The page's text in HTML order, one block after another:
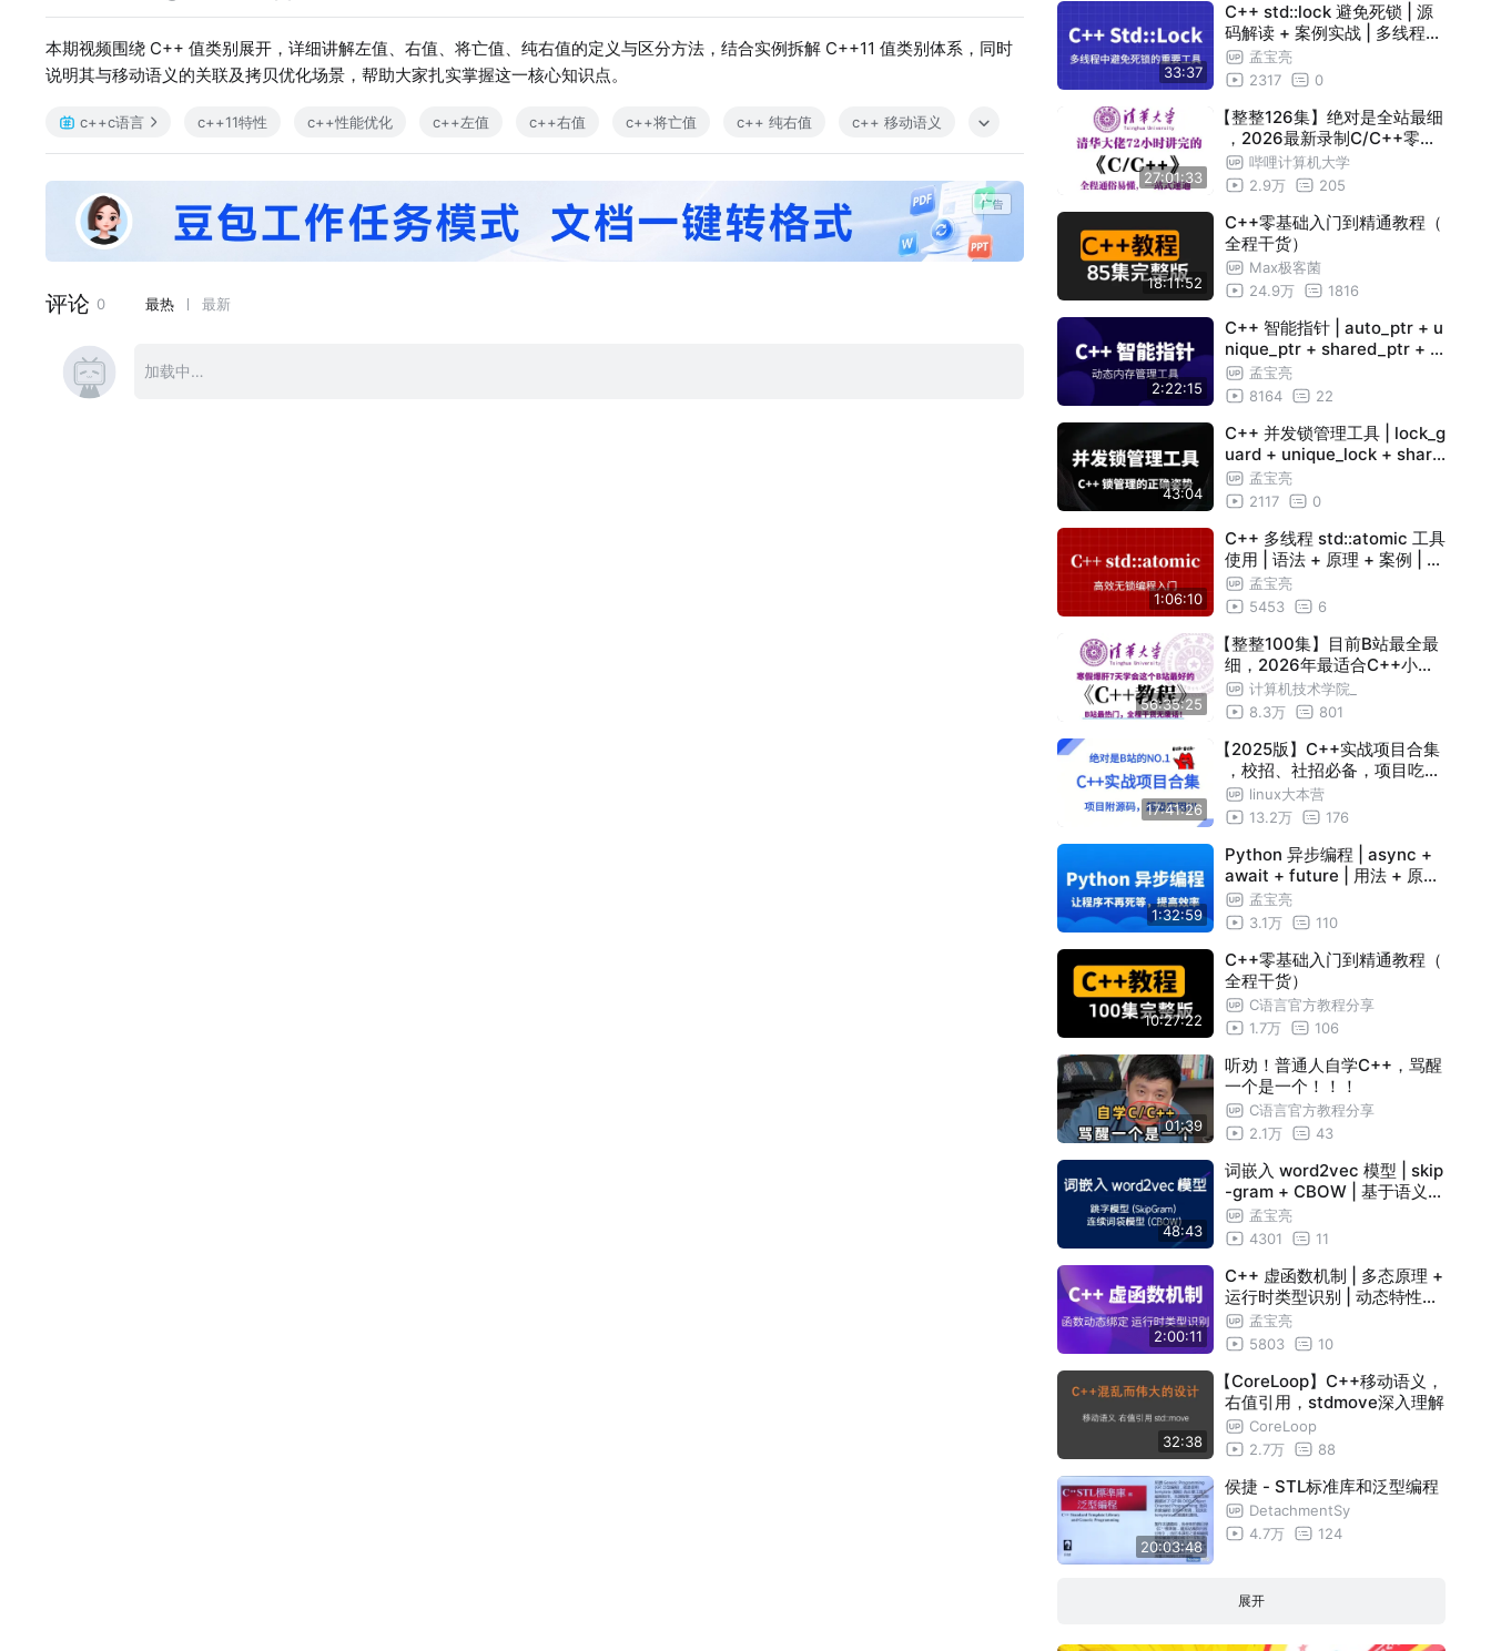
本期视频围绕 C++ 值类别展开，详细讲解左值、右值、将亡值、纯右值的定义与区分方法，结合实例拆解 C++11 值类别体系，同时
说明其与移动语义的关联及拷贝优化场景，帮助大家扎实掌握这一核心知识点。
c++c语言 c++11特性 c++性能优化 c++左值 c++右值 c++将亡值 c++ 纯右值 c++ 移动语义
33:37
C++ std::lock 避免死锁 | 源
码解读 + 案例实战 | 多线程安
全核心技能
孟宝亮
2317
0
27:01:33
【整整126集】绝对是全站最细
，2026最新录制C/C++零基
础入门到大神教程，全程干货
无废话，拿走不谢，带你一步
哔哩计算机大学
2.9万
205
18:11:52
C++零基础入门到精通教程（
全程干货）
Max极客菌
24.9万
1816
2:22:15
C++ 智能指针 | auto_ptr + u
nique_ptr + shared_ptr + w
eak_ptr | 半自动内存管理工
具
孟宝亮
8164
22
43:04
C++ 并发锁管理工具 | lock_g
uard + unique_lock + share
d_lock + scoped_lock
孟宝亮
2117
0
1:06:10
C++ 多线程 std::atomic 工具
使用 | 语法 + 原理 + 案例 | 并
发编程必备技术
孟宝亮
5453
6
56:35:25
【整整100集】目前B站最全最
细，2026年最适合C++小白
零基础自学入门教程，全程干
货无废话！让你少走99%的弯
看这套就够了！
计算机技术学院_
8.3万
801
17:41:26
【2025版】C++实战项目合集
，校招、社招必备，项目吃透
可直接写简历，超级实用！！
！
linux大本营
13.2万
176
1:32:59
Python 异步编程 | async +
await + future | 用法 + 原理
+ 案例 | 高频面试考点
孟宝亮
3.1万
110
10:27:22
C++零基础入门到精通教程（
全程干货）
C语言官方教程分享
1.7万
106
01:39
听劝！普通人自学C++，骂醒
一个是一个！！！
C语言官方教程分享
2.1万
43
48:43
词嵌入 word2vec 模型 | skip
-gram + CBOW | 基于语义的
低维稠密词向量训练方法
孟宝亮
4301
11
2:00:11
C++ 虚函数机制 | 多态原理 +
运行时类型识别 | 动态特性底
层技术
孟宝亮
5803
10
32:38
【CoreLoop】C++移动语义，
右值引用，stdmove深入理解
CoreLoop
2.7万
88
20:03:48
侯捷 - STL标准库和泛型编程
DetachmentSy
4.7万
124
展开